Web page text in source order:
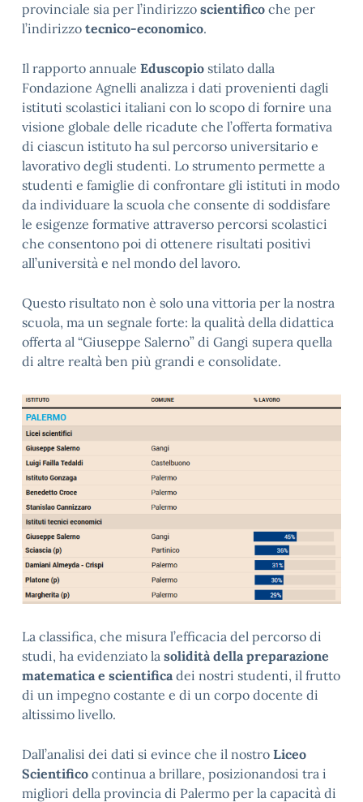
provinciale sia per l’indirizzo scientifico che per
l’indirizzo tecnico-economico.
Il rapporto annuale Eduscopio stilato dalla
Fondazione Agnelli analizza i dati provenienti dagli
istituti scolastici italiani con lo scopo di fornire una
visione globale delle ricadute che l’offerta formativa
di ciascun istituto ha sul percorso universitario e
lavorativo degli studenti. Lo strumento permette a
studenti e famiglie di confrontare gli istituti in modo
da individuare la scuola che consente di soddisfare
le esigenze formative attraverso percorsi scolastici
che consentono poi di ottenere risultati positivi
all’università e nel mondo del lavoro.
Questo risultato non è solo una vittoria per la nostra
scuola, ma un segnale forte: la qualità della didattica
offerta al “Giuseppe Salerno” di Gangi supera quella
di altre realtà ben più grandi e consolidate.
La classifica, che misura l’efficacia del percorso di
studi, ha evidenziato la solidità della preparazione
matematica e scientifica dei nostri studenti, il frutto
di un impegno costante e di un corpo docente di
altissimo livello.
Dall’analisi dei dati si evince che il nostro Liceo
Scientifico continua a brillare, posizionandosi tra i
migliori della provincia di Palermo per la capacità di